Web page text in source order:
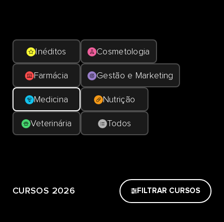
Inéditos Cosmetologia
Farmácia Gestão e Marketing
Medicina Nutrição
Veterinária Todos
CURSOS 2026 FILTRAR CURSOS